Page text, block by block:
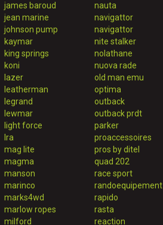
james baroud
jean marine
johnson pump
kaymar
king springs
koni
lazer
leatherman
legrand
lewmar
light force
lra
mag lite
magma
manson
marinco
marks4wd
marlow ropes
milford
nauta
navigattor
navigattor
nite stalker
nolathane
nuova rade
old man emu
optima
outback
outback prdt
parker
proaccessoires
pros by ditel
quad 202
race sport
randoequipement
rapido
rasta
reaction